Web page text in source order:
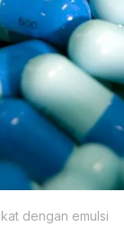
dengan emulsi